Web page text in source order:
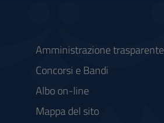
Amministrazione trasparente
Concorsi e Bandi
Albo on-line
Mappa del sito